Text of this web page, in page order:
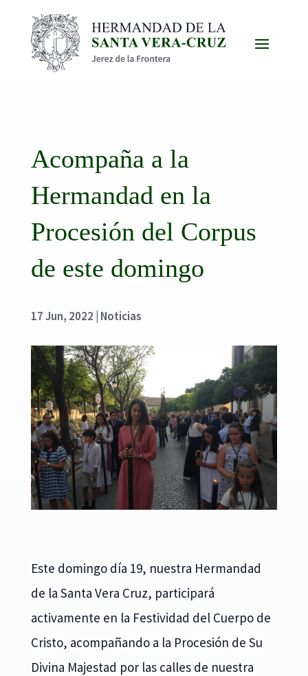
Acompaña a la
Hermandad en la
Procesión del Corpus
de este domingo
17 Jun, 2022 Noticias
Este domingo día 19, nuestra Hermandad
de la Santa Vera Cruz, participará
activamente en la Festividad del Cuerpo de
Cristo, acompañando a la Procesión de Su
Divina Majestad por las calles de nuestra